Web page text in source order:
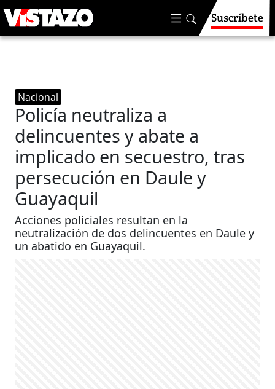
Suscríbete
Nacional
Policía neutraliza a
delincuentes y abate a
implicado en secuestro, tras
persecución en Daule y
Guayaquil
Acciones policiales resultan en la
neutralización de dos delincuentes en Daule y
un abatido en Guayaquil.